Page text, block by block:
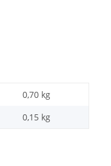
0,70 kg
0,15 kg